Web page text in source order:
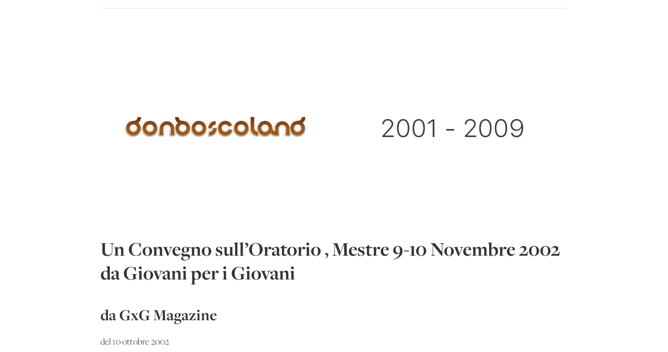
Un Convegno sull’Oratorio , Mestre 9-10 Novembre 2002
da Giovani per i Giovani
da GxG Magazine
del 10 ottobre 2002